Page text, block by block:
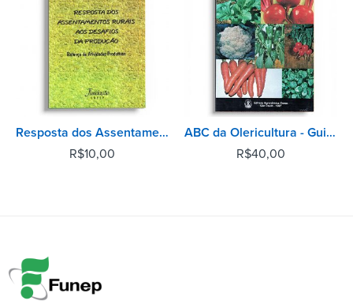
Resposta dos Assentamentos Rurais aos Desafios da Produção - Balanço de Atividades Produtivas
R$10,00
ABC da Olericultura - Guia da pequena horta
R$40,00